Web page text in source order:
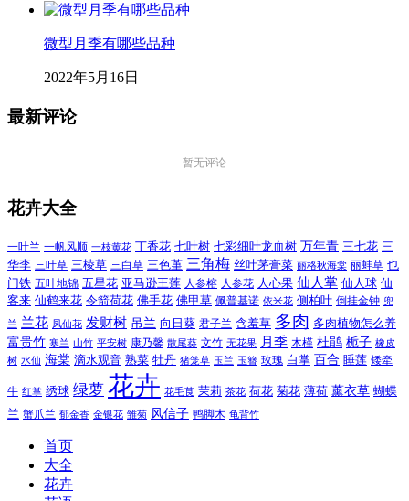
微型月季有哪些品种
2022年5月16日
最新评论
暂无评论
花卉大全
一叶兰 一帆风顺 一枝黄花 丁香花 七叶树 七彩细叶龙血树 万年青 三七花 三
华李 三叶草 三棱草 三白草 三色堇 三角梅 丝叶茅膏菜 丽格秋海棠 丽蚌草 也
门铁 五叶地锦 五星花 亚马逊王莲 人参榕 人参花 人心果 仙人掌 仙人球 仙
客来 仙鹤来花 令箭荷花 佛手花 佛甲草 佩普基诺 依米花 侧柏叶 倒挂金钟 兜
兰 兰花 凤仙花 发财树 吊兰 向日葵 君子兰 含羞草 多肉 多肉植物怎么养
富贵竹 寒兰 山竹 平安树 康乃馨 散尾葵 文竹 无花果 月季 木槿 杜鹃 栀子 橡皮
树 水仙 海棠 滴水观音 熟菜 牡丹 猪笼草 玉兰 玉簪 玫瑰 白掌 百合 睡莲 矮牵
牛 红掌 绣球 绿萝 花卉 花毛茛 茉莉 茶花 荷花 菊花 薄荷 薰衣草 蝴蝶
兰 蟹爪兰 郁金香 金银花 雏菊 风信子 鸭脚木 龟背竹
首页
大全
花卉